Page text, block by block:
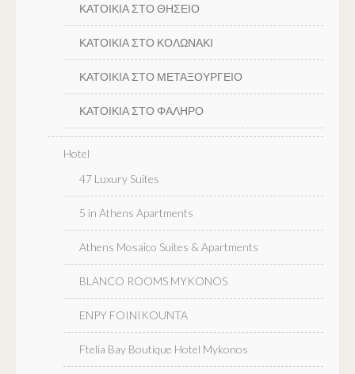
ΚΑΤΟΙΚΙΑ ΣΤΟ ΘΗΣΕΙΟ
ΚΑΤΟΙΚΙΑ ΣΤΟ ΚΟΛΩΝΑΚΙ
ΚΑΤΟΙΚΙΑ ΣΤΟ ΜΕΤΑΞΟΥΡΓΕΙΟ
ΚΑΤΟΙΚΙΑ ΣΤΟ ΦΑΛΗΡΟ
Hotel
47 Luxury Suites
5 in Athens Apartments
Athens Mosaico Suites & Apartments
BLANCO ROOMS MYKONOS
ENPY FOINIKOUNTA
Ftelia Bay Boutique Hotel Mykonos